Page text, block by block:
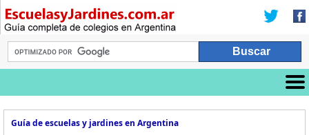
Guía de escuelas y jardines en Argentina